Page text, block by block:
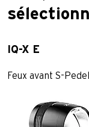
IQ-X E
Feux avant S-